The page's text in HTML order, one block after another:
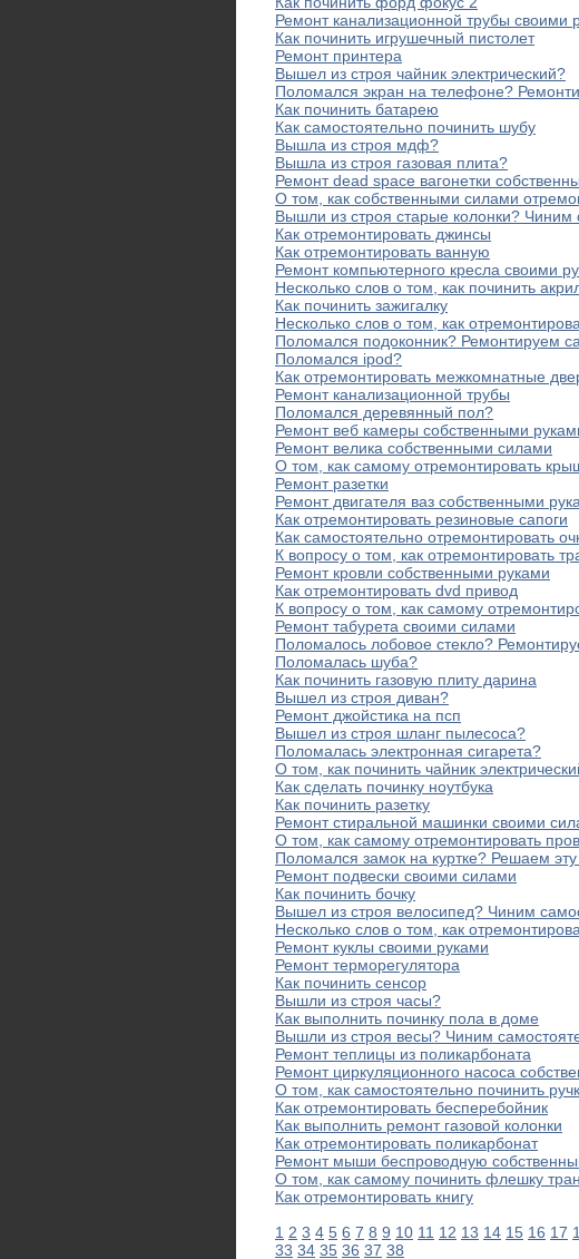
Ремонт канализационной трубы своими
Как починить игрушечный пистолет
Ремонт принтера
Вышел из строя чайник электрический?
Поломался экран на телефоне?
Как починить батарею
Как самостоятельно починить шубу
Вышла из строя мдф?
Вышла из строя газовая плита?
Ремонт dead space вагонетки
О том, как собственными силами
Вышли из строя старые колонки? Чиним
Как отремонтировать джинсы
Как отремонтировать ванную
Ремонт компьютерного кресла своими
Несколько слов о том, как починить
Как починить зажигалку
Несколько слов о том, как
Поломался подоконник? Ремонтируем
Поломался ipod?
Как отремонтировать межкомнатные
Ремонт канализационной трубы
Поломался деревянный пол?
Ремонт веб камеры собственными
Ремонт велика собственными силами
О том, как самому отремонтировать
Ремонт разетки
Ремонт двигателя ваз собственными
Как отремонтировать резиновые сапоги
Как самостоятельно отремонтировать
К вопросу о том, как отремонтировать
Ремонт кровли собственными руками
Как отремонтировать dvd привод
К вопросу о том, как самому
Ремонт табурета своими силами
Поломалось лобовое стекло?
Поломалась шуба?
Как починить газовую плиту дарина
Вышел из строя диван?
Ремонт джойстика на псп
Вышел из строя шланг пылесоса?
Поломалась электронная сигарета?
О том, как починить чайник
Как сделать починку ноутбука
Как починить разетку
Ремонт стиральной машинки своими
О том, как самому отремонтировать
Поломался замок на куртке? Решаем
Ремонт подвески своими силами
Как починить бочку
Вышел из строя велосипед? Чиним
Несколько слов о том, как
Ремонт куклы своими руками
Ремонт терморегулятора
Как починить сенсор
Вышли из строя часы?
Как выполнить починку пола в доме
Вышли из строя весы? Чиним
Ремонт теплицы из поликарбоната
Ремонт циркуляционного насоса
О том, как самостоятельно починить
Как отремонтировать бесперебойник
Как выполнить ремонт газовой колонки
Как отремонтировать поликарбонат
Ремонт мыши беспроводную
О том, как самому починить флешку
Как отремонтировать книгу
1 2 3 4 5 6 7 8 9 10 11 12 13 14 15 16 17
33 34 35 36 37 38